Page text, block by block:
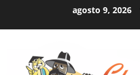
agosto 9, 2026